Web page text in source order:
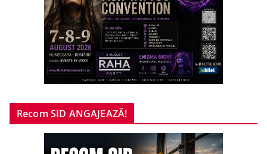
Recom SID ANGAJEAZĂ!